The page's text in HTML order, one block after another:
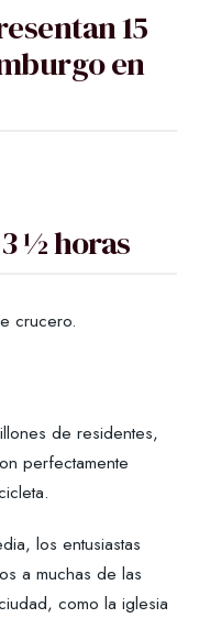
15
en
½ horas
de residentes,
perfectamente
los entusiastas
a muchas de las
como la iglesia